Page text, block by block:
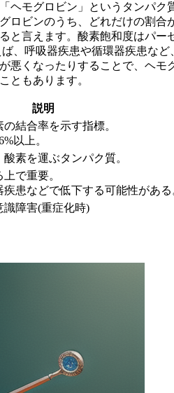
ヘモグロビン」というタンパク
ロビンのうち、どれだけの割
と言えます。酸素飽和度はパ
、呼吸器疾患や循環器疾患な
悪くなったりすることで、ヘ
ともあります。
説明
結合率を示す指標。
以上。
素を運ぶタンパク質。
で重要。
患などで低下する可能性がある
識障害(重症化時)